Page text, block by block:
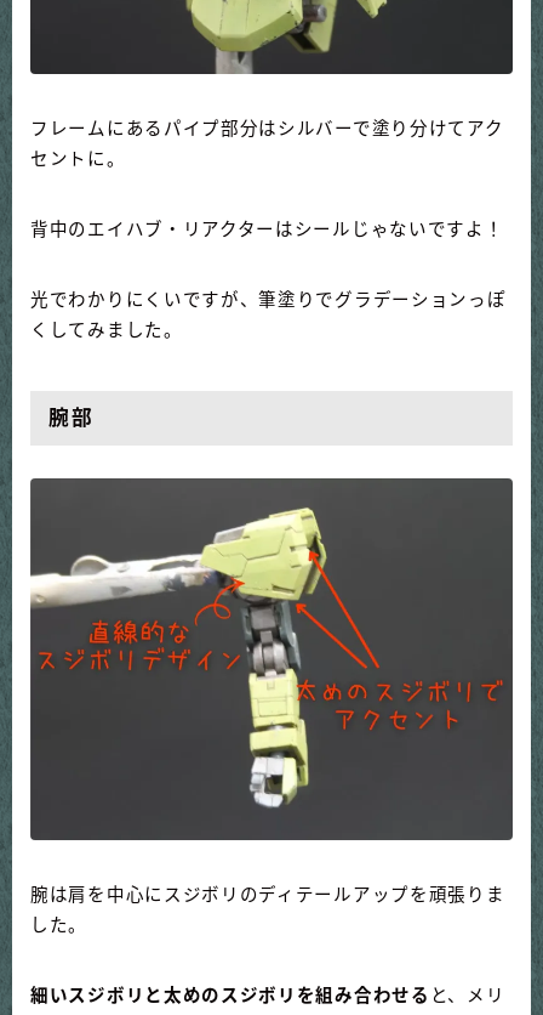
フレームにあるパイプ部分はシルバーで塗り分けてアク
セントに。
背中のエイハブ・リアクターはシールじゃないですよ！
光でわかりにくいですが、筆塗りでグラデーションっぽ
くしてみました。
腕部
腕は肩を中心にスジボリのディテールアップを頑張りま
した。
細いスジボリと太めのスジボリを組み合わせる と、メリ